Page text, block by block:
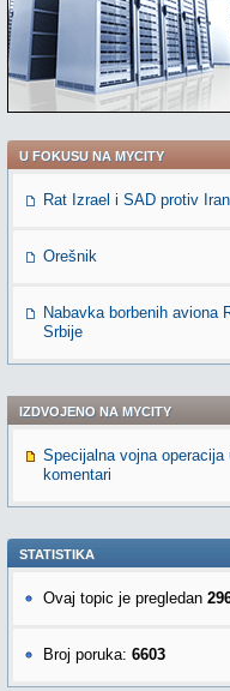
U FOKUSU NA MYCITY
Rat Izrael i SAD protiv
Orešnik
Nabavka borbenih aviona
Srbije
IZDVOJENO NA MYCITY
Specijalna vojna operacija
komentari
STATISTIKA
Ovaj topic je pregledan
Broj poruka: 6603